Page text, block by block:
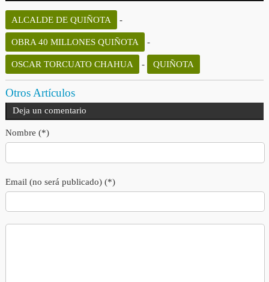
ALCALDE DE QUIÑOTA -
OBRA 40 MILLONES QUIÑOTA -
OSCAR TORCUATO CHAHUA - QUIÑOTA
Otros Artículos
Deja un comentario
Nombre (*)
Email (no será publicado) (*)